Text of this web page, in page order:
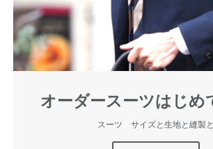
オーダースーツはじめ
スーツ サイズと生地と縫製と